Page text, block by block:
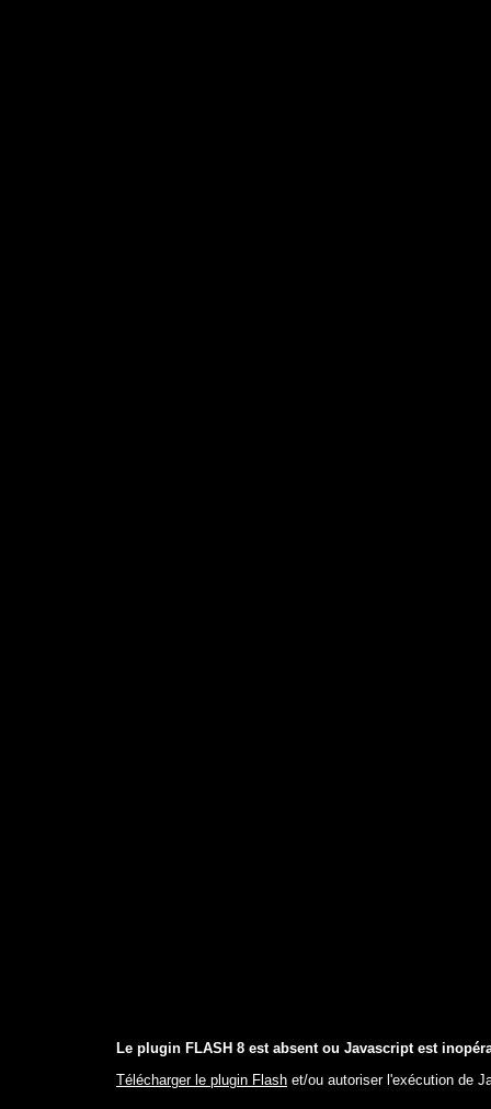
Le plugin FLASH 8 est absent ou Javascript est
Télécharger le plugin Flash et/ou autoriser l'exécution de